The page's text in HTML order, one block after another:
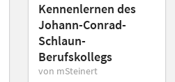
Kennenlernen des
Johann-Conrad-
Schlaun-
Berufskollegs
von mSteinert